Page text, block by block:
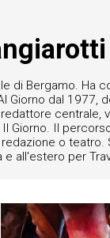
di Bergamo.
Giorno dal
Giorno. Il
o
all'estero per